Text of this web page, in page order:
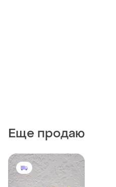
Еще продаю